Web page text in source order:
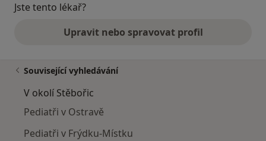
Jste tento lékař?
Upravit nebo spravovat profil
Související vyhledávání
V okolí Stěbořic
Pediatři v Ostravě
Pediatři v Frýdku-Místku